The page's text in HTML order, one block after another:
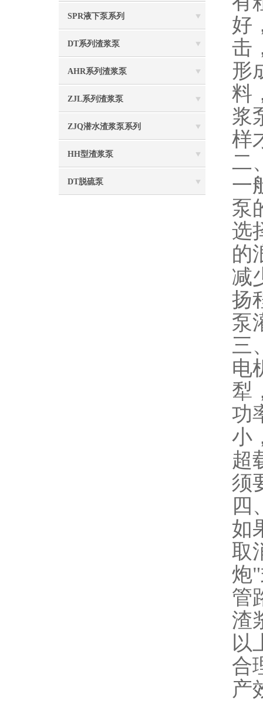
SPR液下泵系列
DT系列渣浆泵
AHR系列渣浆泵
ZJL系列渣浆泵
ZJQ潜水渣浆泵系列
HH型渣浆泵
DT脱硫泵
好
击
形
料
浆
样
二
一
泵
选
的
减
扬
泵
三
电
犁
功
小
超
须
四
如
取
炮
管
渣
以
合
产